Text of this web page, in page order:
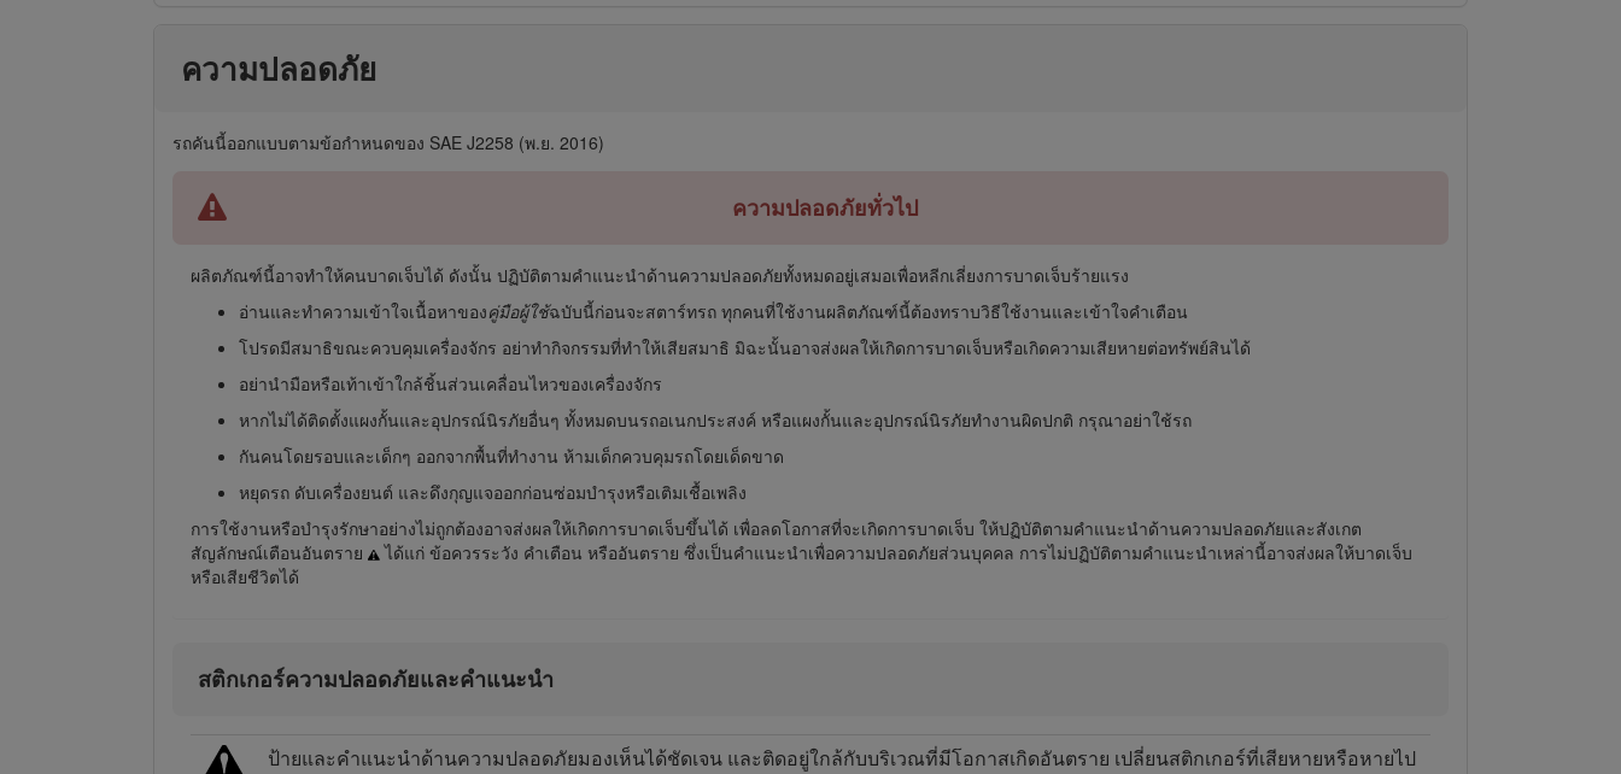
ความปลอดภัย
รถคันนี้ออกแบบตามข้อกำหนดของ SAE J2258 (พ.ย. 2016)
ความปลอดภัยทั่วไป
ผลิตภัณฑ์นี้อาจทำให้คนบาดเจ็บได้ ดังนั้น ปฏิบัติตามคำแนะนำด้านความปลอดภัยทั้งหมดอยู่เสมอเพื่อหลีกเลี่ยงการบาดเจ็บร้ายแรง
อ่านและทำความเข้าใจเนื้อหาของคู่มือผู้ใช้ฉบับนี้ก่อนจะสตาร์ทรถ ทุกคนที่ใช้งานผลิตภัณฑ์นี้ต้องทราบวิธีใช้งานและเข้าใจคำเตือน
โปรดมีสมาธิขณะควบคุมเครื่องจักร อย่าทำกิจกรรมที่ทำให้เสียสมาธิ มิฉะนั้นอาจส่งผลให้เกิดการบาดเจ็บหรือเกิดความเสียหายต่อทรัพย์สินได้
อย่านำมือหรือเท้าเข้าใกล้ชิ้นส่วนเคลื่อนไหวของเครื่องจักร
หากไม่ได้ติดตั้งแผงกั้นและอุปกรณ์นิรภัยอื่นๆ ทั้งหมดบนรถอเนกประสงค์ หรือแผงกั้นและอุปกรณ์นิรภัยทำงานผิดปกติ กรุณาอย่าใช้รถ
กันคนโดยรอบและเด็กๆ ออกจากพื้นที่ทำงาน ห้ามเด็กควบคุมรถโดยเด็ดขาด
หยุดรถ ดับเครื่องยนต์ และดึงกุญแจออกก่อนซ่อมบำรุงหรือเติมเชื้อเพลิง
การใช้งานหรือบำรุงรักษาอย่างไม่ถูกต้องอาจส่งผลให้เกิดการบาดเจ็บขึ้นได้ เพื่อลดโอกาสที่จะเกิดการบาดเจ็บ ให้ปฏิบัติตามคำแนะนำด้านความปลอดภัยและสังเกต
สัญลักษณ์เตือนอันตราย
ได้แก่ ข้อควรระวัง คำเตือน หรืออันตราย ซึ่งเป็นคำแนะนำเพื่อความปลอดภัยส่วนบุคคล การไม่ปฏิบัติตามคำแนะนำเหล่านี้อาจส่งผลให้บาดเจ็บ
หรือเสียชีวิตได้
สติกเกอร์ความปลอดภัยและคำแนะนำ
ป้ายและคำแนะนำด้านความปลอดภัยมองเห็นได้ชัดเจน และติดอยู่ใกล้กับบริเวณที่มีโอกาสเกิดอันตราย เปลี่ยนสติกเกอร์ที่เสียหายหรือหายไป